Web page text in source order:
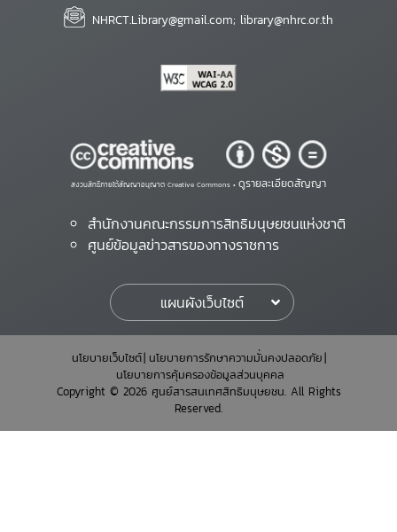
NHRCT.Library@gmail.com; library@nhrc.or.th
สงวนสิทธิ์ภายใต้สัญญาอนุญาต Creative Commons • ดูรายละเอียดสัญญา
สำนักงานคณะกรรมการสิทธิมนุษยชนแห่งชาติ
ศูนย์ข้อมูลข่าวสารของทางราชการ
แผนผังเว็บไซต์
นโยบายเว็บไซต์ นโยบายการรักษาความมั่นคงปลอดภัย
นโยบายการคุ้มครองข้อมูลส่วนบุคคล
Copyright © 2026 ศูนย์สารสนเทศสิทธิมนุษยชน. All Rights
Reserved.